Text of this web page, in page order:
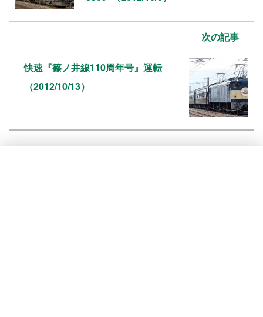
次の記事
快速『篠ノ井線110周年号』運転
（2012/10/13）